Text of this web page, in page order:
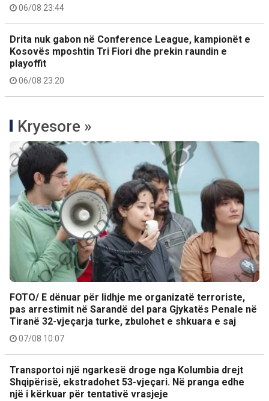
06/08 23:44
Drita nuk gabon në Conference League, kampionët e
Kosovës mposhtin Tri Fiori dhe prekin raundin e
playoffit
06/08 23:20
Kryesore »
FOTO/ E dënuar për lidhje me organizatë terroriste,
pas arrestimit në Sarandë del para Gjykatës Penale në
Tiranë 32-vjeçarja turke, zbulohet e shkuara e saj
07/08 10:07
Transportoi një ngarkesë droge nga Kolumbia drejt
Shqipërisë, ekstradohet 53-vjeçari. Në pranga edhe
një i kërkuar për tentativë vrasjeje